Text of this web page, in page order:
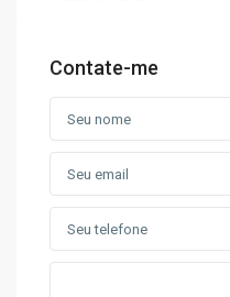
Contate-me